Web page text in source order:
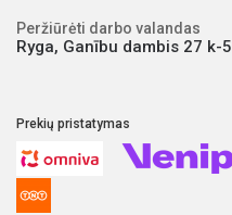
Peržiūrėti darbo valandas
Ryga, Ganību dambis 27 k-5
Prekių pristatymas